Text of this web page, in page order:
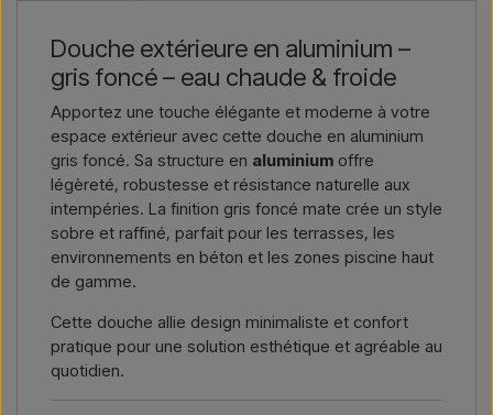
Il vous suffit d’indiquer l’article qui vous intéresse (référence ou
lien vers l’article) ainsi que les adresses de facturation et de
Nous écrire → Nous appeler →
Douche extérieure en aluminium –
gris foncé – eau chaude & froide
Apportez une touche élégante et moderne à votre
espace extérieur avec cette douche en aluminium
gris foncé. Sa structure en aluminium offre
légèreté, robustesse et résistance naturelle aux
intempéries. La finition gris foncé mate crée un style
sobre et raffiné, parfait pour les terrasses, les
environnements en béton et les zones piscine haut
de gamme.
Cette douche allie design minimaliste et confort
pratique pour une solution esthétique et agréable au
quotidien.